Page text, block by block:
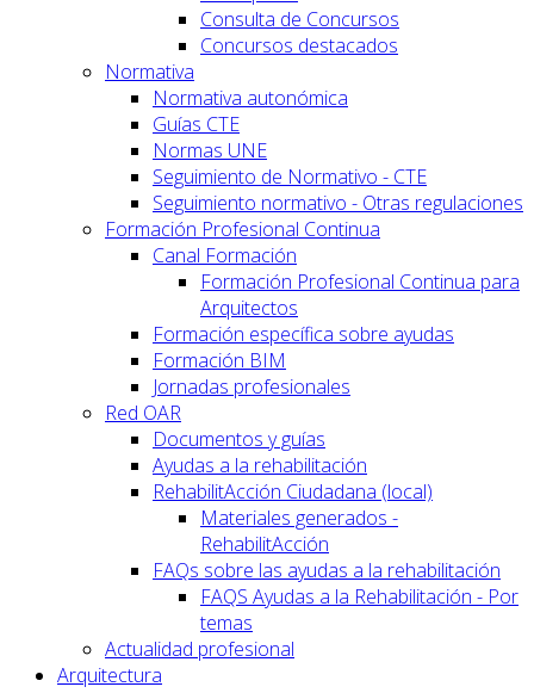
Consulta de Concursos
Concursos destacados
Normativa
Normativa autonómica
Guías CTE
Normas UNE
Seguimiento de Normativo - CTE
Seguimiento normativo - Otras regulaciones
Formación Profesional Continua
Canal Formación
Formación Profesional Continua para
Arquitectos
Formación específica sobre ayudas
Formación BIM
Jornadas profesionales
Red OAR
Documentos y guías
Ayudas a la rehabilitación
RehabilitAcción Ciudadana (local)
Materiales generados -
RehabilitAcción
FAQs sobre las ayudas a la rehabilitación
FAQS Ayudas a la Rehabilitación - Por
temas
Actualidad profesional
Arquitectura